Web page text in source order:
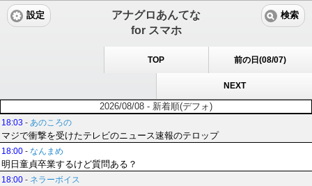
アナグロあんてな
for スマホ
設定 検索
TOP 前の日(08/07)
NEXT
2026/08/08 - 新着順(デフォ)
18:03 - あのころの
マジで衝撃を受けたテレビのニュース速報のテロップ
18:00 - なんまめ
明日童貞卒業するけど質問ある？
18:00 - ネラーボイス